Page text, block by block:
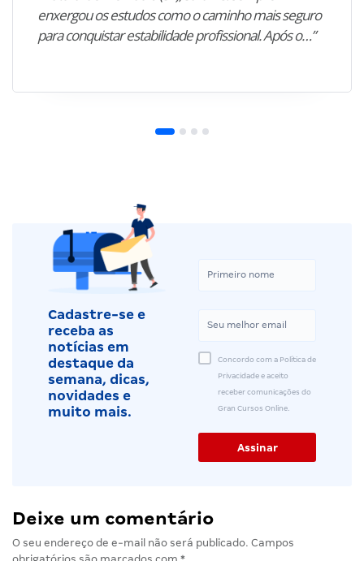
enxergou os estudos como o caminho mais seguro
para conquistar estabilidade profissional. Após o…”
Cadastre-se e
receba as
notícias em
destaque da
semana, dicas,
novidades e
muito mais.
Concordo com a Política de
Privacidade e aceito
receber comunicações do
Gran Cursos Online.
Deixe um comentário
O seu endereço de e-mail não será publicado. Campos